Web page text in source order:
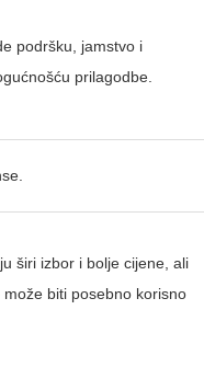
podršku, jamstvo i
prilagodbe.
širi izbor i bolje cijene, ali
biti posebno korisno